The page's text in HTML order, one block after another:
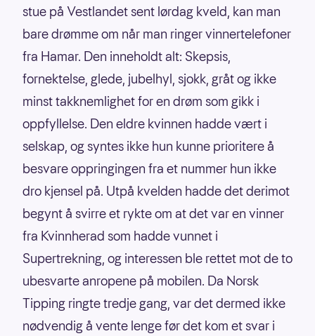
stue på Vestlandet sent lørdag kveld, kan man
bare drømme om når man ringer vinnertelefoner
fra Hamar. Den inneholdt alt: Skepsis,
fornektelse, glede, jubelhyl, sjokk, gråt og ikke
minst takknemlighet for en drøm som gikk i
oppfyllelse. Den eldre kvinnen hadde vært i
selskap, og syntes ikke hun kunne prioritere å
besvare oppringingen fra et nummer hun ikke
dro kjensel på. Utpå kvelden hadde det derimot
begynt å svirre et rykte om at det var en vinner
fra Kvinnherad som hadde vunnet i
Supertrekning, og interessen ble rettet mot de to
ubesvarte anropene på mobilen. Da Norsk
Tipping ringte tredje gang, var det dermed ikke
nødvendig å vente lenge før det kom et svar i